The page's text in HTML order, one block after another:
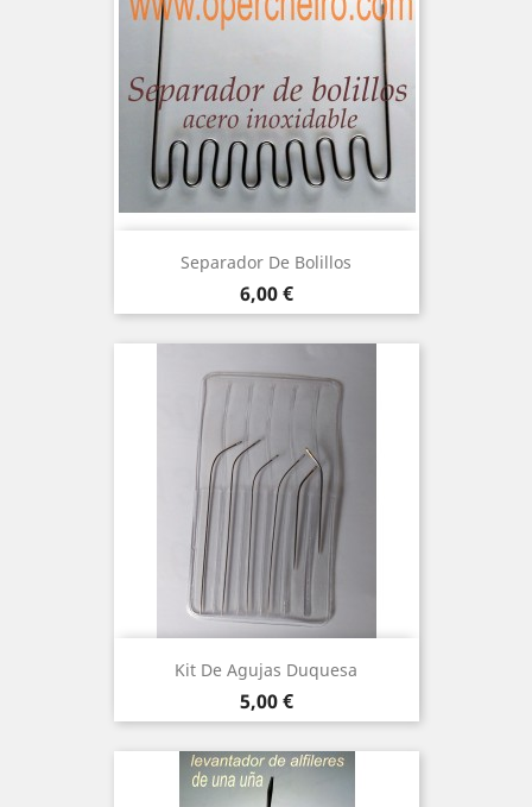
Separador De Bolillos
Precio
6,00 €
Kit De Agujas Duquesa
Precio
5,00 €